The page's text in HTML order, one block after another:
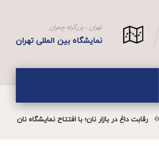
تهران ، بزرگراه چمران
نمایشگاه بین المللی تهران
رقابت داغ در بازار نان؛ با افتتاح نمایشگاه نان